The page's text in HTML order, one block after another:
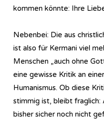
kommen könnte: Ihre
Nebenbei: Die aus
ist also für Kermani viel
Menschen „auch ohne
eine gewisse Kritik an
Humanismus. Ob diese
stimmig ist, bleibt fraglich:
bisher sicher noch nicht